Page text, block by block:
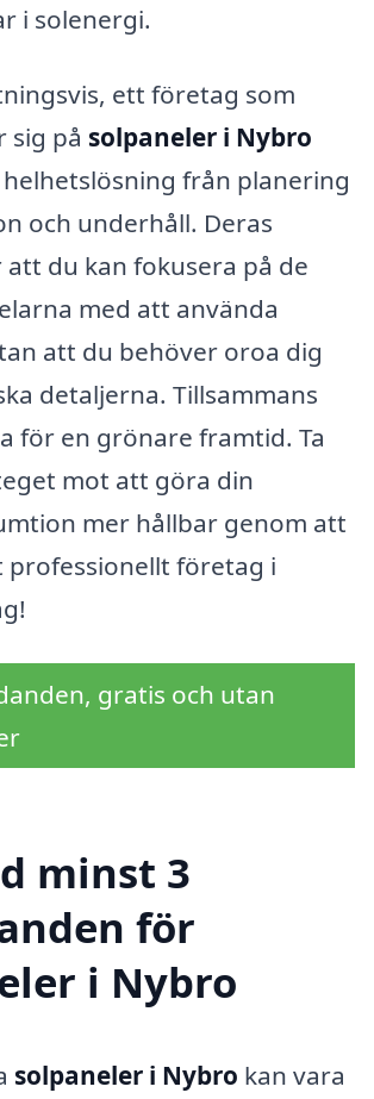
i solenergi.
ett företag som
sig på solpaneler i Nybro
från planering
och underhåll. Deras
du kan fokusera på de
med att använda
att du behöver oroa dig
detaljerna. Tillsammans
för en grönare framtid. Ta
mot att göra din
mer hållbar genom att
företag i
gratis och utan
minst 3
för
i Nybro
solpaneler i Nybro kan vara